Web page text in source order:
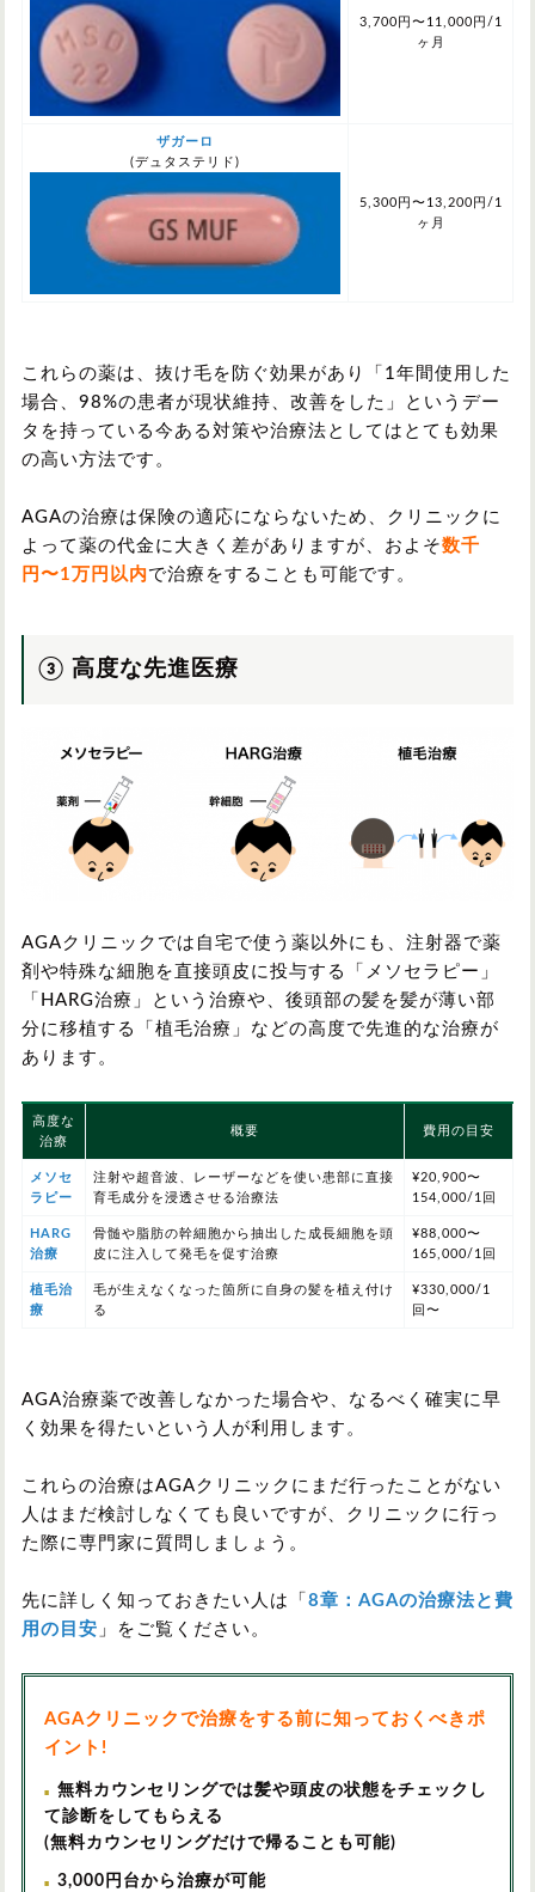
3,700円〜11,000円/1
ヶ月
ザガーロ
(デュタステリド)
5,300円〜13,200円/1
ヶ月
これらの薬は、抜け毛を防ぐ効果があり「1年間使用した
場合、98%の患者が現状維持、改善をした」というデー
タを持っている今ある対策や治療法としてはとても効果
の高い方法です。
AGAの治療は保険の適応にならないため、クリニックに
よって薬の代金に大きく差がありますが、およそ数千
円〜1万円以内 で治療をすることも可能です。
③ 高度な先進医療
AGAクリニックでは自宅で使う薬以外にも、注射器で薬
剤や特殊な細胞を直接頭皮に投与する「メソセラピー」
「HARG治療」という治療や、後頭部の髪を髪が薄い部
分に移植する「植毛治療」などの高度で先進的な治療が
あります。
高度な
治療
概要 費用の目安
メソセ
ラピー
注射や超音波、レーザーなどを使い患部に直接
育毛成分を浸透させる治療法
¥20,900〜
154,000/1回
HARG
治療
骨髄や脂肪の幹細胞から抽出した成長細胞を頭
皮に注入して発毛を促す治療
¥88,000〜
165,000/1回
植毛治
療
毛が生えなくなった箇所に自身の髪を植え付け
る
¥330,000/1
回〜
AGA治療薬で改善しなかった場合や、なるべく確実に早
く効果を得たいという人が利用します。
これらの治療はAGAクリニックにまだ行ったことがない
人はまだ検討しなくても良いですが、クリニックに行っ
た際に専門家に質問しましょう。
先に詳しく知っておきたい人は「 8章：AGAの治療法と費
用の目安 」をご覧ください。
AGAクリニックで治療をする前に知っておくべきポ
イント!
無料カウンセリングでは髪や頭皮の状態をチェックし
て診断をしてもらえる
(無料カウンセリングだけで帰ることも可能)
3,000円台から治療が可能